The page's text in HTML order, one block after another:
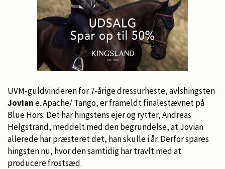
UVM-guldvinderen for 7-årige dressurheste, avlshingsten
Joviane. Apache/ Tango, er frameldt finalestævnet på
Blue Hors. Det har hingstens ejer og rytter, Andreas
Helgstrand, meddelt med den begrundelse, at Jovian
allerede har præsteret det, han skulle i år. Derfor spares
hingsten nu, hvor den samtidig har travlt med at
producere frostsæd.